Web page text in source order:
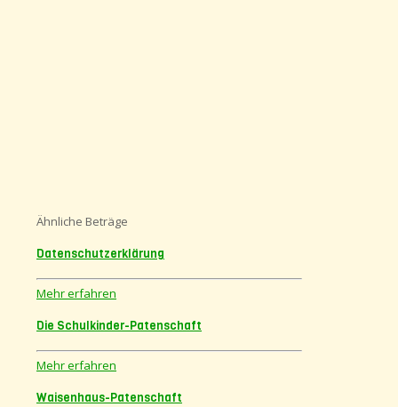
Ähnliche Beträge
Datenschutzerklärung
Mehr erfahren
Die Schulkinder-Patenschaft
Mehr erfahren
Waisenhaus-Patenschaft